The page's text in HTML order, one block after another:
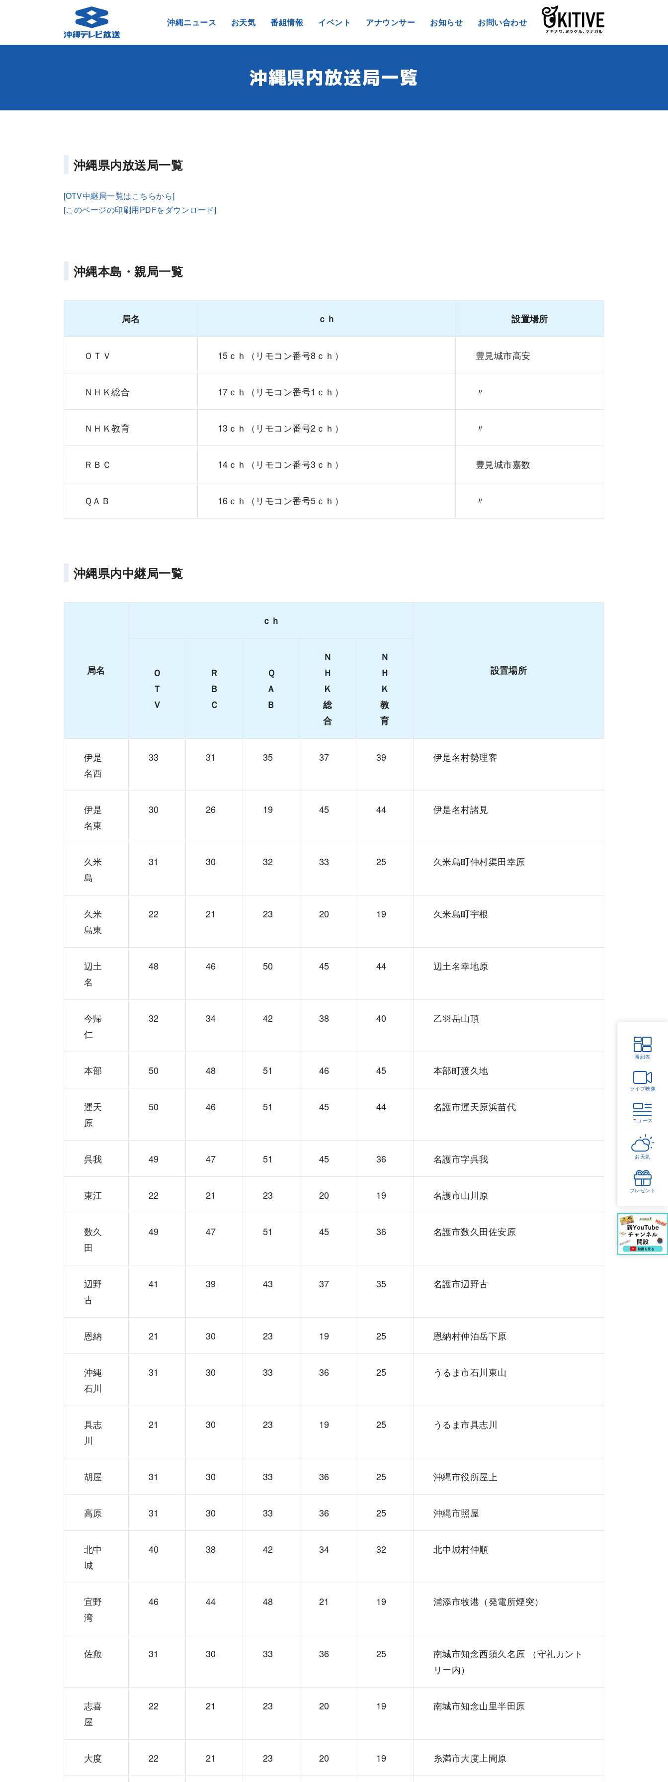
沖縄ニュース お天気 番組情報 イベント アナウンサー お知らせ お問い合わせ
番組表
ライブ映像
ニュース
お天気
プレゼント
沖縄県内放送局一覧
沖縄県内放送局一覧
[OTV中継局一覧はこちらから]
[このページの印刷用PDFをダウンロード]
沖縄本島・親局一覧
局名 ｃｈ 設置場所
ＯＴＶ 15ｃｈ（リモコン番号8ｃｈ） 豊見城市高安
ＮＨＫ総合 17ｃｈ（リモコン番号1ｃｈ） 〃
ＮＨＫ教育 13ｃｈ（リモコン番号2ｃｈ） 〃
ＲＢＣ 14ｃｈ（リモコン番号3ｃｈ） 豊見城市嘉数
ＱＡＢ 16ｃｈ（リモコン番号5ｃｈ） 〃
沖縄県内中継局一覧
局名
ｃｈ
設置場所
Ｏ
Ｔ
Ｖ
Ｒ
Ｂ
Ｃ
Ｑ
Ａ
Ｂ
Ｎ
Ｈ
Ｋ
総
合
Ｎ
Ｈ
Ｋ
教
育
伊是
名西
33 31 35 37 39 伊是名村勢理客
伊是
名東
30 26 19 45 44 伊是名村諸見
久米
島
31 30 32 33 25 久米島町仲村渠田幸原
久米
島東
22 21 23 20 19 久米島町宇根
辺土
名
48 46 50 45 44 辺土名幸地原
今帰
仁
32 34 42 38 40 乙羽岳山頂
本部 50 48 51 46 45 本部町渡久地
運天
原
50 46 51 45 44 名護市運天原浜苗代
呉我 49 47 51 45 36 名護市字呉我
東江 22 21 23 20 19 名護市山川原
数久
田
49 47 51 45 36 名護市数久田佐安原
辺野
古
41 39 43 37 35 名護市辺野古
恩納 21 30 23 19 25 恩納村仲泊岳下原
沖縄
石川
31 30 33 36 25 うるま市石川東山
具志
川
21 30 23 19 25 うるま市具志川
胡屋 31 30 33 36 25 沖縄市役所屋上
高原 31 30 33 36 25 沖縄市照屋
北中
城
40 38 42 34 32 北中城村仲順
宜野
湾
46 44 48 21 19 浦添市牧港（発電所煙突）
佐敷 31 30 33 36 25
南城市知念西須久名原 （守礼カント
リー内）
志喜
屋
22 21 23 20 19 南城市知念山里半田原
大度 22 21 23 20 19 糸満市大度上間原